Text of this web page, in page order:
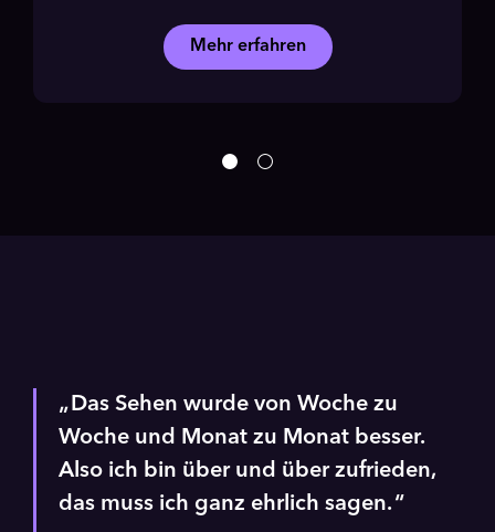
Mehr erfahren
Das Sehen wurde von Woche zu
Woche und Monat zu Monat besser.
Also ich bin über und über zufrieden,
das muss ich ganz ehrlich sagen.